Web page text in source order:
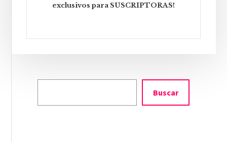
exclusivos para SUSCRIPTORAS!
Buscar